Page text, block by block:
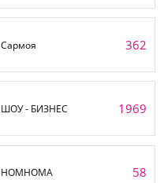
Сармоя 362
ШОУ - БИЗНЕС 1969
НОМНОМА 58